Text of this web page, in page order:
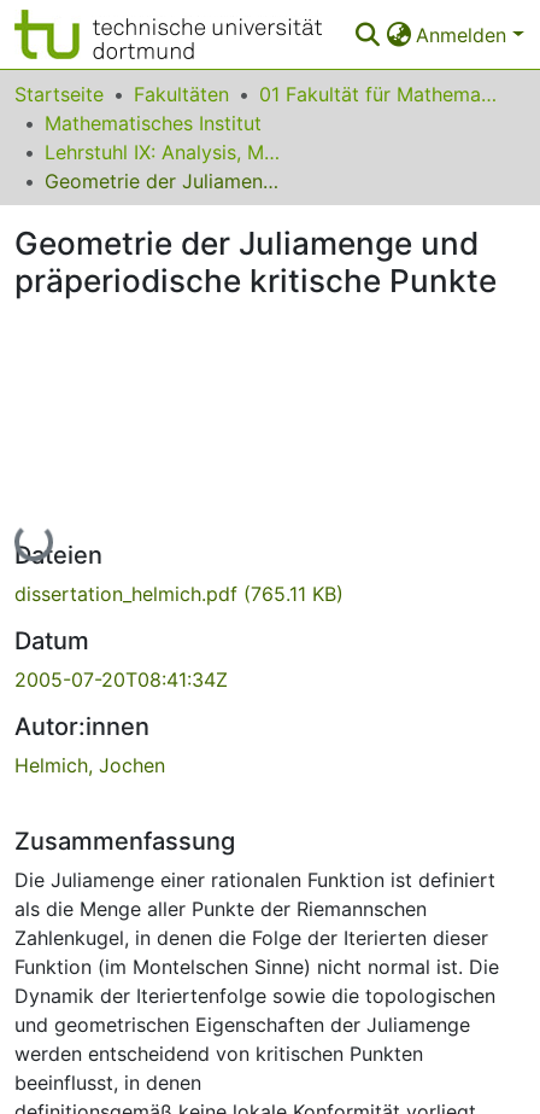
Anmelden
Bereiche & Sammlungen
Das gesamte Repositorium
Statistiken
FAQ
Leitlinien
Startseite Fakultäten
01 Fakultät für Mathematik
Mathematisches Institut
Lehrstuhl IX: Analysis, Mathematische Physik & Dynamische Systeme
Geometrie der Juliamenge und präperiodische kritische Punkte
Geometrie der Juliamenge und
präperiodische kritische Punkte
Lade...
Dateien
dissertation_helmich.pdf (765.11 KB)
Datum
2005-07-20T08:41:34Z
Autor:innen
Helmich, Jochen
Zusammenfassung
Die Juliamenge einer rationalen Funktion ist definiert
als die Menge aller Punkte der Riemannschen
Zahlenkugel, in denen die Folge der Iterierten dieser
Funktion (im Montelschen Sinne) nicht normal ist. Die
Dynamik der Iteriertenfolge sowie die topologischen
und geometrischen Eigenschaften der Juliamenge
werden entscheidend von kritischen Punkten
beeinflusst, in denen